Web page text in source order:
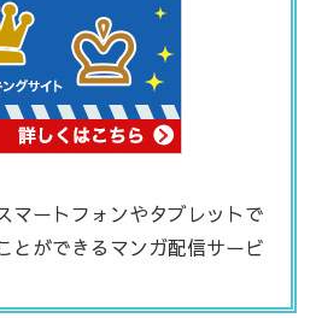
マートフォンやタブレットで
とができるマンガ配信サービ